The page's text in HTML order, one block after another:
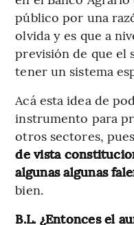
público por una
olvida y es que a
previsión de que el
tener un sistema
Acá esta idea de
instrumento para
otros sectores,
de vista
algunas algunas
bien.
B.L. ¿Entonces el